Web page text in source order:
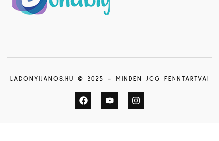
LADONYIJANOS.HU © 2025 – MINDEN JOG FENNTARTVA!